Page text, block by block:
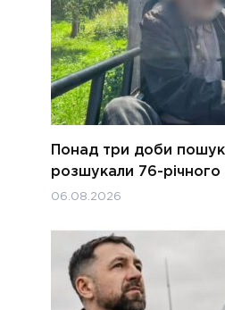
Понад три доби
розшукали 76-річного
06.08.2026